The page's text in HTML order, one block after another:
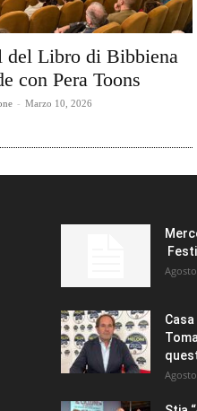
del Libro di Bibbiena
con Pera Toons
- Marzo 10, 2026